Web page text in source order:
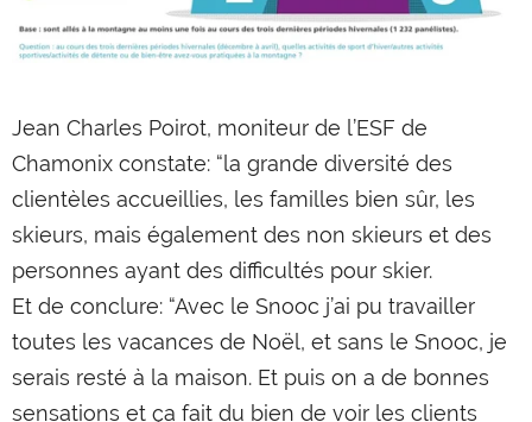
Jean Charles Poirot, moniteur de l’ESF de
Chamonix constate: “la grande diversité des
clientèles accueillies, les familles bien sûr, les
skieurs, mais également des non skieurs et des
personnes ayant des difficultés pour skier.
Et de conclure: “Avec le Snooc j’ai pu travailler
toutes les vacances de Noël, et sans le Snooc, je
serais resté à la maison. Et puis on a de bonnes
sensations et ça fait du bien de voir les clients